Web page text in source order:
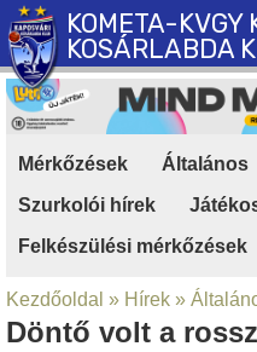
KOMETA-KVGY
KOSÁRLABDA
Mérkőzések Általános
Szurkolói hírek
Felkészülési mérkőzések
Kezdőoldal » Hírek »
Döntő volt a